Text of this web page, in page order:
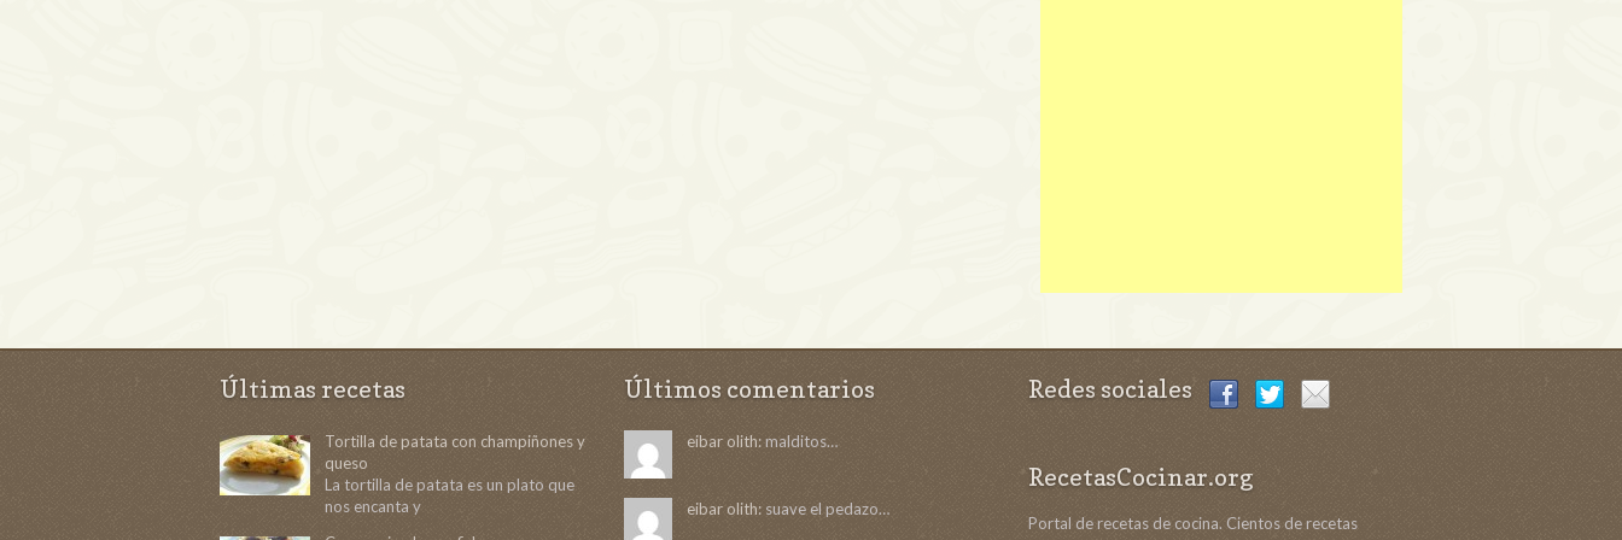
Últimas recetas
Tortilla de patata con champiñones y
queso
La tortilla de patata es un plato que
nos encanta y
Últimos comentarios
eibar olith:malditos…
eibar olith: suave el pedazo…
Redes sociales
RecetasCocinar.org
Portal de recetas de cocina. Cientos de recetas